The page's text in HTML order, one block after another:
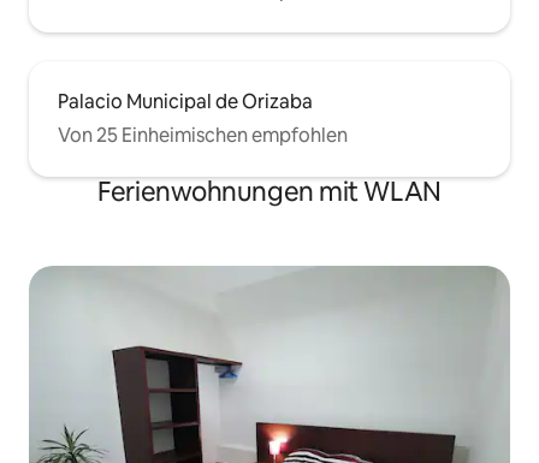
Palacio Municipal de Orizaba
Von 25 Einheimischen empfohlen
Ferienwohnungen mit WLAN